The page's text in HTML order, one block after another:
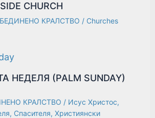
CHURCH
КРАЛСТВО / Churches
НЕДЕЛЯ (PALM SUNDAY)
КРАЛСТВО / Исус Христос,
, Спасителя,Християнски